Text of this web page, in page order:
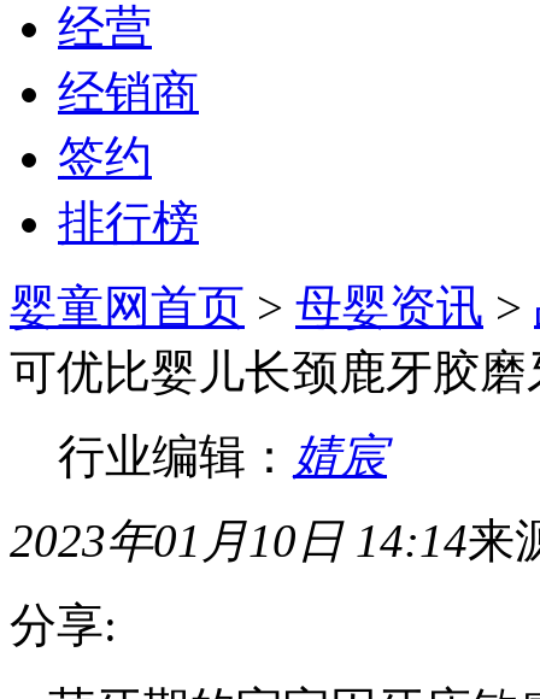
经营
经销商
签约
排行榜
婴童网首页 > 母婴资讯 >
可优比婴儿长颈鹿牙胶
行业编辑： 婧宸
2023年01月10日 14:14来
分享: